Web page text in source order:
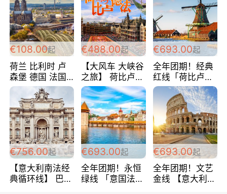
€108.00起
荷兰 比利时 卢
森堡 德国 法国
超爽玩遍西欧 循
环线 全程四星宾
馆 108欧/人/天
€488.00起
【大风车 大峡谷
之旅】 荷比卢德
法 巴黎上下 经
典五国四日游
488欧/人
€693.00起
全年团期！经典
红线「荷比卢德
法」七天循环 五
国 仅售99欧/人/
天！巴黎上下！
包拼房~
€756.00起
【意大利南法经
典循环线】 巴黎
€693.00起
全年团期！永恒
绿线 「意国法
€693.00起
全年团期！文艺
金线 【意大利一